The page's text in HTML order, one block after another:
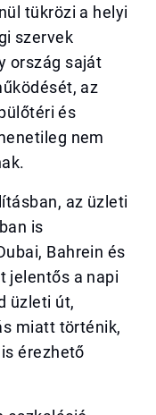
tükrözi a helyi
szervek
ország saját
az
és
nem
az üzleti
is
Bahrein és
jelentős a napi
üzleti út,
miatt történik,
érezhető